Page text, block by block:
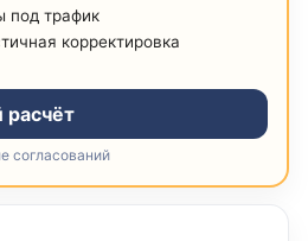
под трафик
корректировка
расчёт
согласований